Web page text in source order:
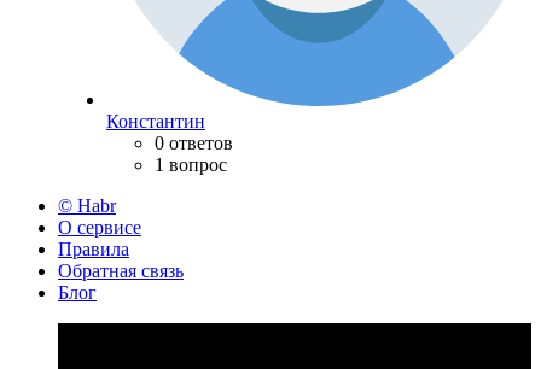
Константин
0 ответов
1 вопрос
© Habr
О сервисе
Правила
Обратная связь
Блог